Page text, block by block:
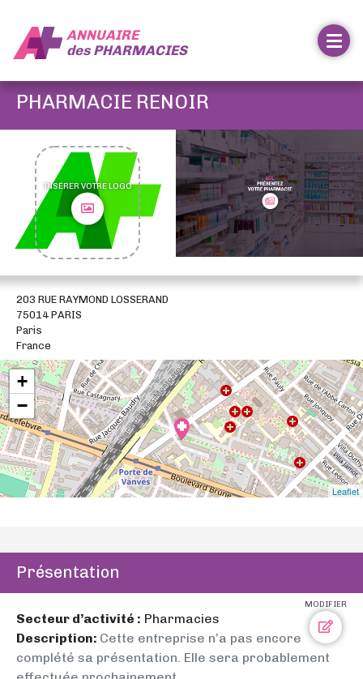
ANNUAIRE
desPHARMACIES
PHARMACIE RENOIR
INSÉRER VOTRE LOGO
203 RUE RAYMOND LOSSERAND
75014 PARIS
Paris
France
+
−
Leaflet
Présentation
MODIFIER
Secteur d’activité : Pharmacies
Description: Cette entreprise n’a pas encore
complété sa présentation. Elle sera probablement